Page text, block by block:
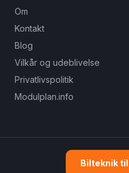
Om
Kontakt
Blog
Vilkår og udeblivelse
Privatlivspolitik
Modulplan.info
Bilteknik